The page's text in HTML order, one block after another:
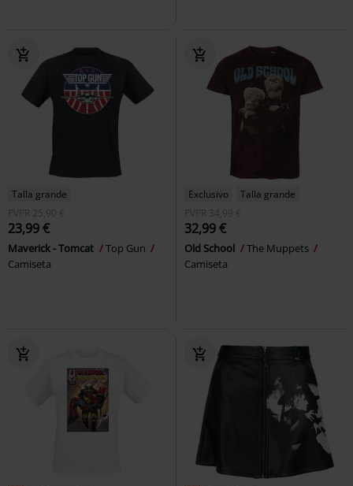
Talla grande
PVPR 25,90 €
23,99 €
Maverick - Tomcat
Top Gun
Camiseta
Exclusivo
Talla grande
PVPR 34,99 €
32,99 €
Old School
The Muppets
Camiseta